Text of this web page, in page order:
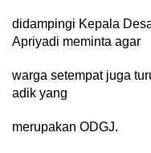
didampingi Kepala
Apriyadi meminta agar
warga setempat juga
adik yang
merupakan ODGJ.